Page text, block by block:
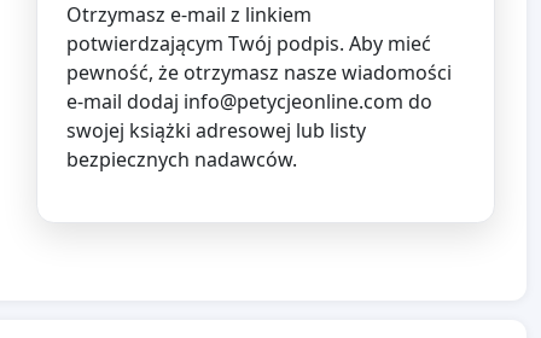
Otrzymasz e-mail z linkiem
potwierdzającym Twój podpis. Aby mieć
pewność, że otrzymasz nasze wiadomości
e-mail dodaj info@petycjeonline.com do
swojej książki adresowej lub listy
bezpiecznych nadawców.